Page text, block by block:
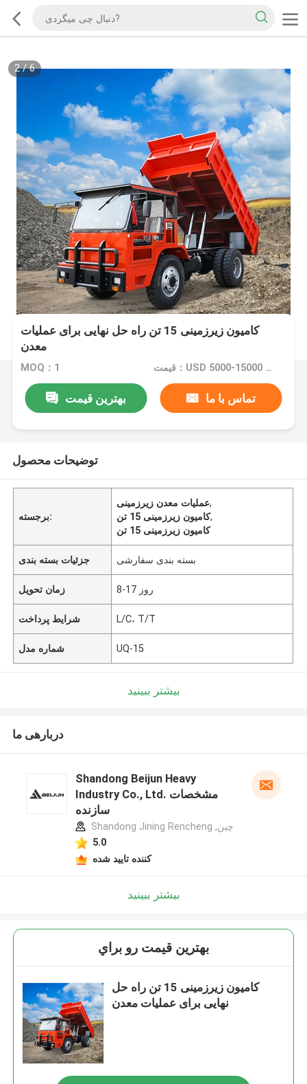
2/6
کامیون زیرزمینی 15 تن راه حل نهایی برای عملیات
معدن
MOQ：1 قیمت：USD 5000-15000 Set
بهترین قیمت تماس با ما
توضیحات محصول
برجسته:
عملیات معدن زیرزمینی,
کامیون زیرزمینی 15 تن,
کامیون زیرزمینی 15 تن
جزئیات بسته بندی بسته بندی سفارشی
زمان تحویل 8-17 روز
شرایط پرداخت L/C، T/T
شماره مدل UQ-15
بیشتر ببینید
دربارهی ما
Shandong Beijun Heavy
Industry Co., Ltd. مشخصات
سازنده
Shandong Jining Rencheng ,چین
5.0
کننده تایید شده
بیشتر ببینید
بهترين قيمت رو براي
کامیون زیرزمینی 15 تن راه حل
نهایی برای عملیات معدن